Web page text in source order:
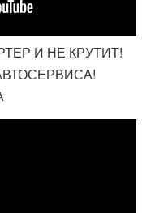
И НЕ КРУТИТ!